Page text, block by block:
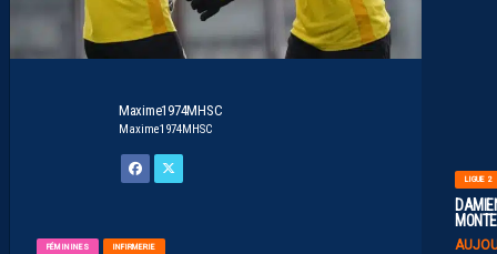
LIGUE 2
Maxime1974MHSC
Maxime1974MHSC
FÉMININES INFIRMERIE